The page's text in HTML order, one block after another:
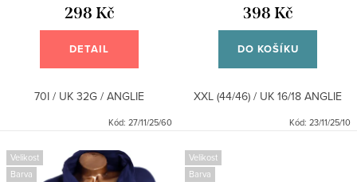
298 Kč
DETAIL
70I / UK 32G / ANGLIE
Kód: 27/11/25/60
398 Kč
DO KOŠÍKU
XXL (44/46) / UK 16/18 ANGLIE
Kód: 23/11/25/10
Velikost
Barva
Velikost
Barva